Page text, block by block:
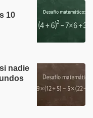
10
nadie